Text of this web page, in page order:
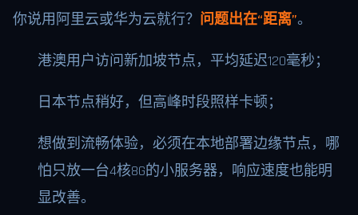
你说用阿里云或华为云就行？ 问题出在“距离”。
港澳用户访问新加坡节点，平均延迟120毫秒；
日本节点稍好，但高峰时段照样卡顿；
想做到流畅体验，必须在本地部署边缘节点，哪
怕只放一台4核8G的小服务器，响应速度也能明
显改善。